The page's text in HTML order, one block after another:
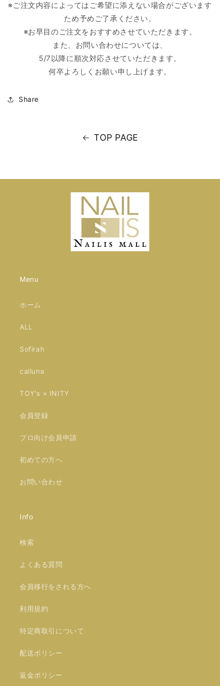
※ご注文内容によってはご希望に添えない場合がございます
ため予めご了承ください。
※お早目のご注文をおすすめさせていただきます。
また、お問い合わせについては、
5/7以降に順次対応させていただきます。
何卒よろしくお願い申し上げます。
Share
TOP PAGE
Menu
ホーム
ALL
Sofirah
calluna
TOY's × INITY
会員登録
プロ向け会員申請
初めての方へ
お問い合わせ
Info
検索
よくある質問
会員移行をされる方へ
利用規約
特定商取引について
配送ポリシー
返金ポリシー